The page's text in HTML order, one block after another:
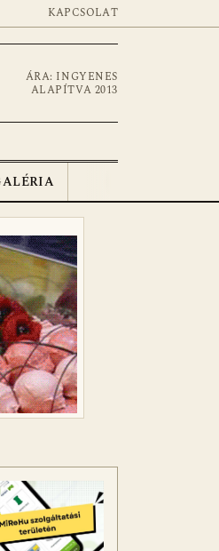
KAPCSOLAT
ÁRA: INGYENES
ALAPÍTVA 2013